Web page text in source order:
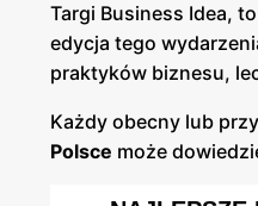
Targi Business Idea,
edycja tego
praktyków biznesu,
Każdy obecny lub
Polsce może